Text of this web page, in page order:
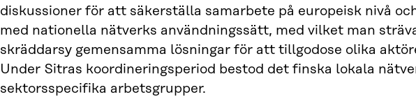
diskussioner för att säkerställa samarbete på europeisk nivå
med nationella nätverks användningssätt, med vilket man
skräddarsy gemensamma lösningar för att tillgodose olika
Under Sitras koordineringsperiod bestod det finska lokala
sektorsspecifika arbetsgrupper.